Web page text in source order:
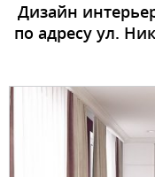
Дизайн
по адресу ул.